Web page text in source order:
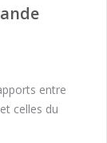
entre
celles du